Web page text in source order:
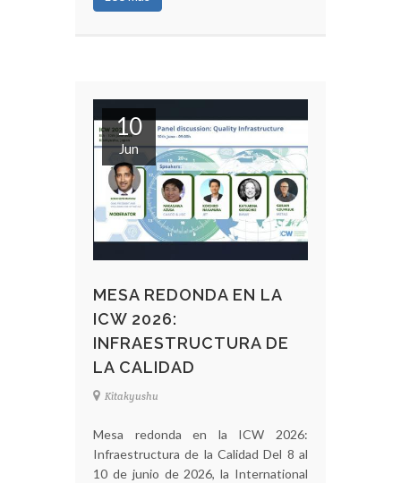
10
Jun
MESA REDONDA EN LA
ICW 2026:
INFRAESTRUCTURA DE
LA CALIDAD
Kitakyushu
Mesa redonda en la ICW 2026:
Infraestructura de la Calidad Del 8 al
10 de junio de 2026, la International